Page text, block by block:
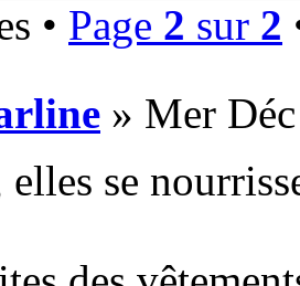
• Page 2 sur 2
» Mer
se